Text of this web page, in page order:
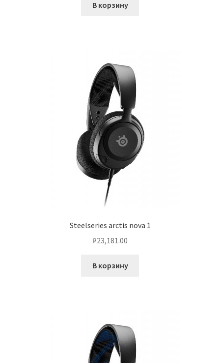
В корзину
Steelseries arctis nova 1
₽23,181.00
В корзину